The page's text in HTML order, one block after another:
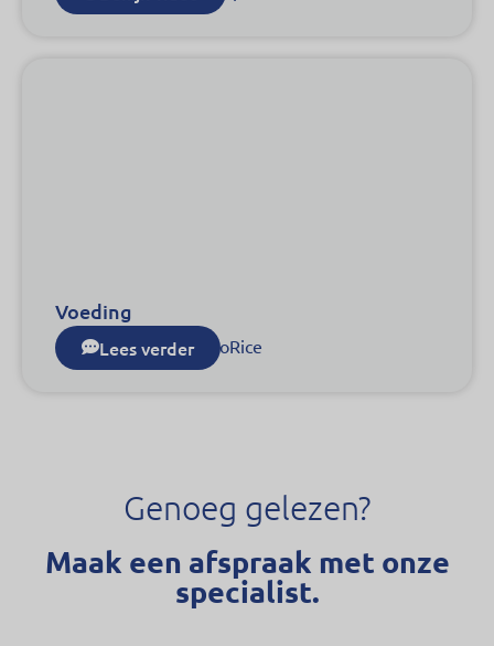
Voeding
Operatoren voor SanoRice
Lees verder
Genoeg gelezen?
Maak een afspraak met onze
specialist.